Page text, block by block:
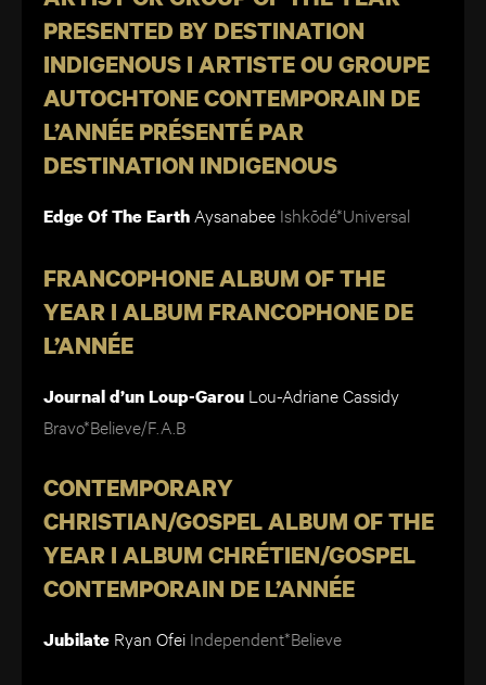
PRESENTED BY DESTINATION
INDIGENOUS I ARTISTE OU GROUPE
AUTOCHTONE CONTEMPORAIN DE
L’ANNÉE PRÉSENTÉ PAR
DESTINATION INDIGENOUS
Edge Of The Earth Aysanabee Ishkōdé*Universal
FRANCOPHONE ALBUM OF THE
YEAR I ALBUM FRANCOPHONE DE
L’ANNÉE
Journal d’un Loup-Garou Lou-Adriane Cassidy
Bravo*Believe/F.A.B
CONTEMPORARY
CHRISTIAN/GOSPEL ALBUM OF THE
YEAR I ALBUM CHRÉTIEN/GOSPEL
CONTEMPORAIN DE L’ANNÉE
Jubilate Ryan Ofei Independent*Believe